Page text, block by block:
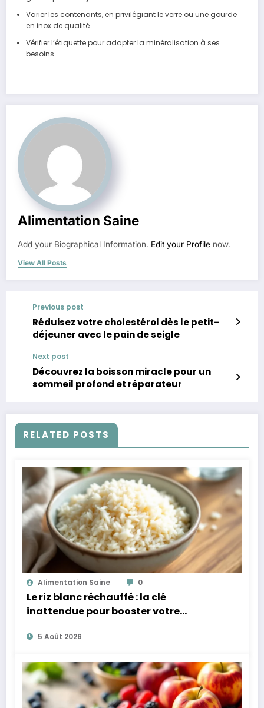
Varier les contenants, en privilégiant le verre ou une gourde
en inox de qualité.
Vérifier l’étiquette pour adapter la minéralisation à ses
besoins.
Alimentation Saine
Add your Biographical Information. Edit your Profile now.
View All Posts
Previous post
Réduisez votre cholestérol dès le petit-
déjeuner avec le pain de seigle
Next post
Découvrez la boisson miracle pour un
sommeil profond et réparateur
RELATED POSTS
Alimentation Saine 0
Le riz blanc réchauffé : la clé
inattendue pour booster votre
microbiote
5 Août 2026